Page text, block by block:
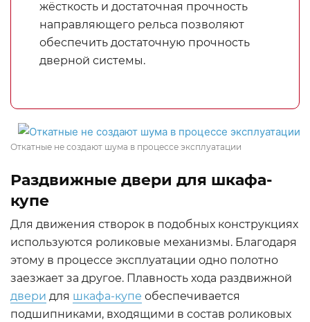
жёсткость и достаточная прочность
направляющего рельса позволяют
обеспечить достаточную прочность
дверной системы.
Откатные не создают шума в процессе эксплуатации
Раздвижные двери для шкафа-
купе
Для движения створок в подобных конструкциях
используются роликовые механизмы. Благодаря
этому в процессе эксплуатации одно полотно
заезжает за другое. Плавность хода раздвижной
двери для шкафа-купе обеспечивается
подшипниками, входящими в состав роликовых